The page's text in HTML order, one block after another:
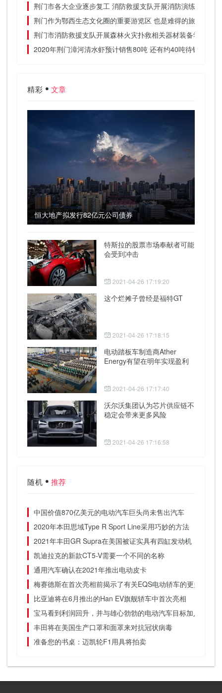
荆门市各大企业逐步复工 消防救援支队开展消防演练
荆门作为鄂西生态文化圈的重要游览区 也是难得的旅游胜地
荆门市消防救援支队开展森林火灾扑救相关器材装备学习
2020年荆门漳河清水虾预计销售80吨 还有约40吨待销
精彩 文章
恒大地产拟发行82亿元公司债券
特斯拉的股票市场奉献者可能
会受到冲击
2021-04-26 17:19:20
这个烂摊子曾经是福特GT
2021-04-26 17:18:15
电动踏板车制造商Ather
Energy有望在明年实现盈利
2021-04-26 17:17:40
沃尔沃集团认为芯片供应链不
稳定会带来更多风险
2021-04-26 17:16:58
随机 推荐
中国价值870亿美元的电动汽车巨头尚未售出汽车
2020年本田思域Type R Sport Line采用巧妙的方法
2021年丰田GR Supra在美国被证实具有四缸发动机
凯迪拉克的新款CT5-V需要一个不同的名称
通用汽车确认在2021年推出电动皮卡
梅赛德斯在首次亮相前揭示了有关EQS电动轿车的更多细节
比亚迪将在6月推出的Han EV旗舰轿车中首次亮相
宝马看到利润回升，并与雄心勃勃的电动汽车目标加入竞争
丰田将在美国生产口罩和面罩来对抗冠状病毒
准备您的书桌：迈凯轮F1用具将拍卖